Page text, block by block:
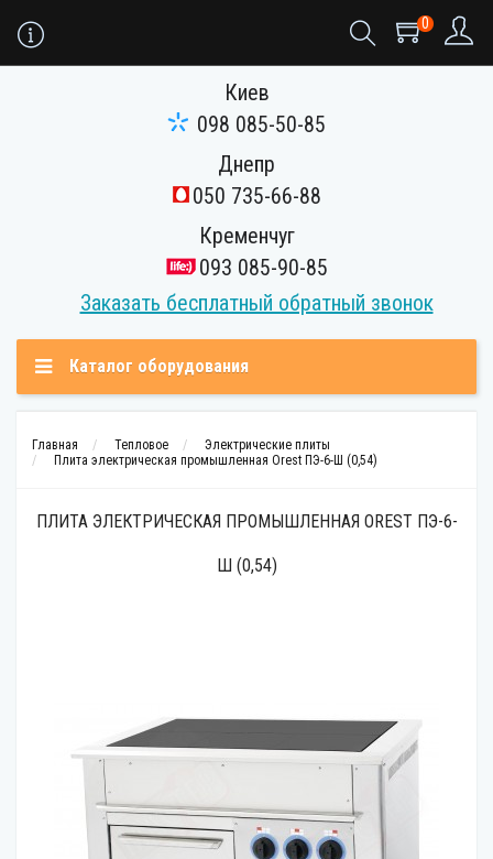
0
Киев
098 085-50-85
Днепр
050 735-66-88
Кременчуг
093 085-90-85
Заказать бесплатный обратный звонок
Каталог оборудования
Главная Тепловое
Электрические плиты
Плита электрическая промышленная Orest ПЭ-6-Ш (0,54)
ПЛИТА ЭЛЕКТРИЧЕСКАЯ ПРОМЫШЛЕННАЯ OREST ПЭ-6-
Ш (0,54)